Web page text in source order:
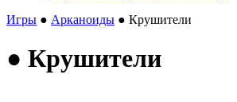
Игры ● Арканоиды ● Крушители
● Крушители